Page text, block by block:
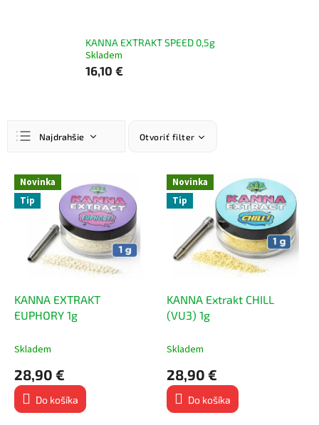
KANNA EXTRAKT SPEED 0,5g
Skladem
16,10 €
e
n
o
Najdrahšie
Najpredávanejšie
Abecedne
Otvoriť filter
V
p
Novinka
Tip
KANNA EXTRAKT
EUPHORY 1g
Skladem
28,90 €
Do košíka
Novinka
Tip
KANNA Extrakt CHILL
(VU3) 1g
Skladem
28,90 €
Do košíka